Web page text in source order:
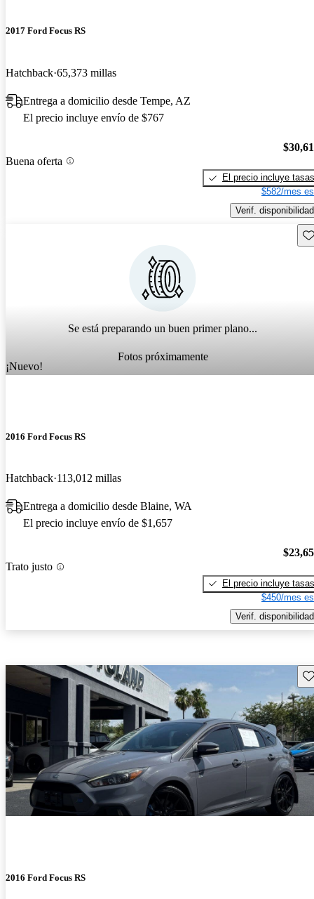
2017 Ford Focus RS
Hatchback 65,373 millas
Entrega a domicilio desde Tempe, AZ
El precio incluye envío de $767
Buena oferta
El precio incluye tasas
$582/mes
Verif. disponibilidad
Se está preparando un buen primer plano...
Fotos próximamente
¡Nuevo!
2016 Ford Focus RS
Hatchback 113,012 millas
Entrega a domicilio desde Blaine, WA
El precio incluye envío de $1,657
Trato justo
El precio incluye tasas
$450/mes
Verif. disponibilidad
2016 Ford Focus RS